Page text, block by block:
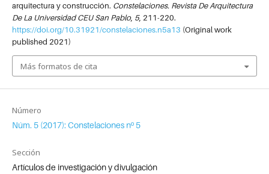
Número
Núm. 5 (2017): Constelaciones nº 5
Sección
Artículos de investigación y divulgación
arquitectura y construcción. Constelaciones. Revista De Arquitectura
De La Universidad CEU San Pablo, 5, 211-220.
https://doi.org/10.31921/constelaciones.n5a13 (Original work
published 2021)
Más formatos de cita